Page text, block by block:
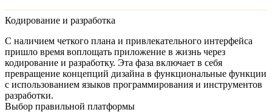
Кодирование и разработка
С наличием четкого плана и привлекательного интерфейса
пришло время воплощать приложение в жизнь через
кодирование и разработку. Эта фаза включает в себя
превращение концепций дизайна в функциональные функции
с использованием языков программирования и инструментов
разработки.
Выбор правильной платформы